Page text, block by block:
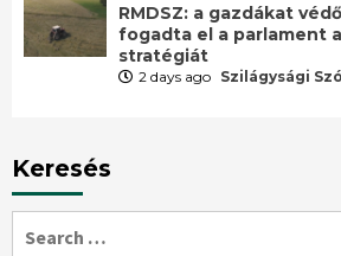
RMDSZ: a gazdákat
fogadta el a parlament
stratégiát
2 days ago Szilágysági Szó
Keresés